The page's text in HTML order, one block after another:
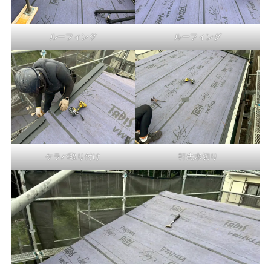
ルーフィング ルーフィング
ケラバ取り付け 軒先水切り